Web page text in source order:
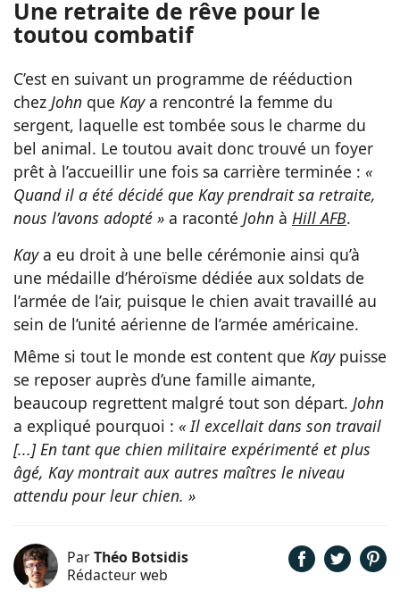
Une retraite de rêve pour le
toutou combatif
C’est en suivant un programme de rééduction
chez John que Kaya rencontré la femme du
sergent, laquelle est tombée sous le charme du
bel animal. Le toutou avait donc trouvé un foyer
prêt à l’accueillir une fois sa carrière terminée : «
Quand il a été décidé que Kay prendrait sa retraite,
nous l’avons adopté » a raconté John à Hill AFB.
Kaya eu droit à une belle cérémonie ainsi qu’à
une médaille d’héroïsme dédiée aux soldats de
l’armée de l’air, puisque le chien avait travaillé au
sein de l’unité aérienne de l’armée américaine.
Même si tout le monde est content que Kay puisse
se reposer auprès d’une famille aimante,
beaucoup regrettent malgré tout son départ. John
a expliqué pourquoi : « Il excellait dans son travail
[...] En tant que chien militaire expérimenté et plus
âgé, Kay montrait aux autres maîtres le niveau
attendu pour leur chien. »
ParThéo Botsidis
Rédacteur web